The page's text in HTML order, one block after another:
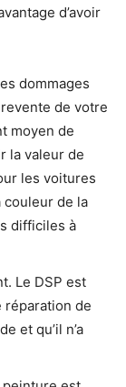
d’avoir
dommages
de votre
moyen de
la valeur de
les voitures
couleur de la
difficiles à
Le DSP est
réparation de
et qu’il n’a